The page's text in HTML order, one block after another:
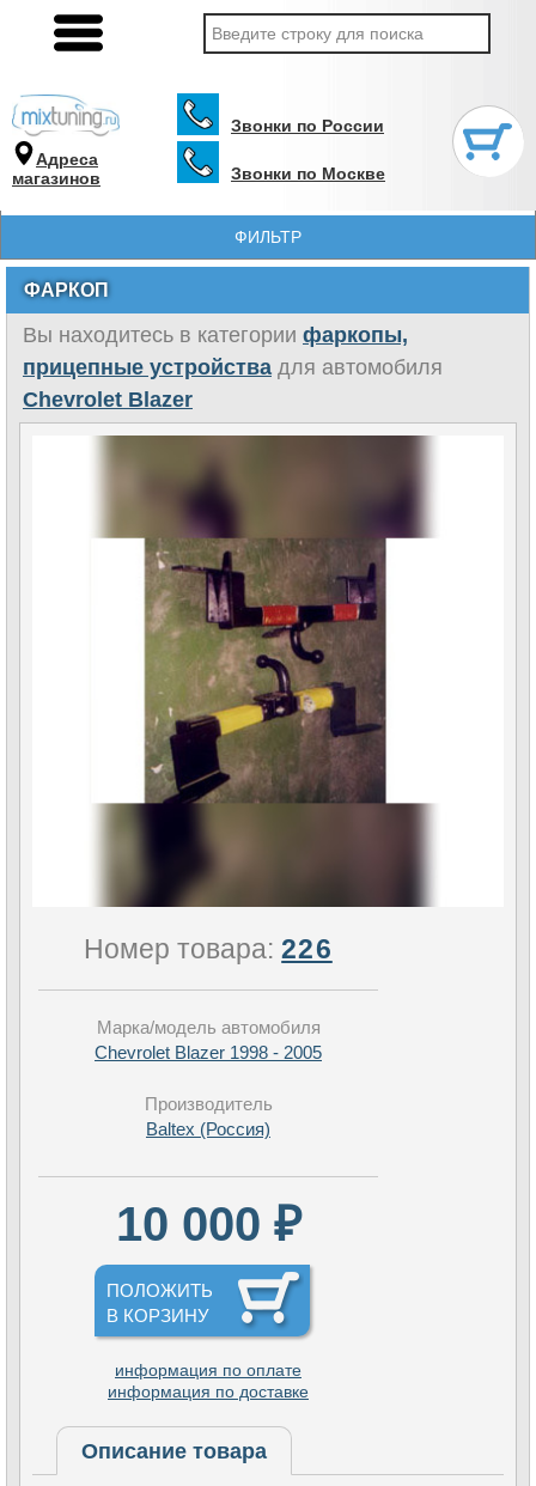
Адреса
магазинов
Звонки по России
Звонки по Москве
ФИЛЬТР
ФАРКОП
Вы находитесь в категории фаркопы,
прицепные устройства для автомобиля
Chevrolet Blazer
Номер товара:226
Марка/модель автомобиля
Chevrolet Blazer 1998 - 2005
Производитель
Baltex (Россия)
10 000 ₽
ПОЛОЖИТЬ
В КОРЗИНУ
информация по оплате
информация по доставке
Описание товара